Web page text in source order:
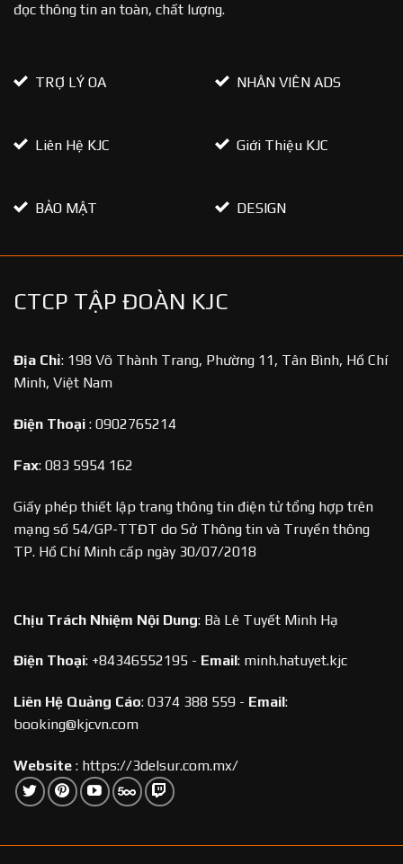
đọc thông tin an toàn, chất lượng.
TRỢ LÝ OA NHÂN VIÊN ADS
Liên Hệ KJC Giới Thiệu KJC
BẢO MẬT DESIGN
CTCP TẬP ĐOÀN KJC
Địa Chỉ: 198 Võ Thành Trang, Phường 11, Tân Bình, Hồ Chí
Minh, Việt Nam
Điện Thoại : 0902765214
Fax: 083 5954 162
Giấy phép thiết lập trang thông tin điện tử tổng hợp trên
mạng số 54/GP-TTĐT do Sở Thông tin và Truyền thông
TP. Hồ Chí Minh cấp ngày 30/07/2018
Chịu Trách Nhiệm Nội Dung: Bà Lê Tuyết Minh Hạ
Điện Thoại: +84346552195 - Email: minh.hatuyet.kjc
Liên Hệ Quảng Cáo: 0374 388 559 - Email:
booking@kjcvn.com
Website : https://3delsur.com.mx/